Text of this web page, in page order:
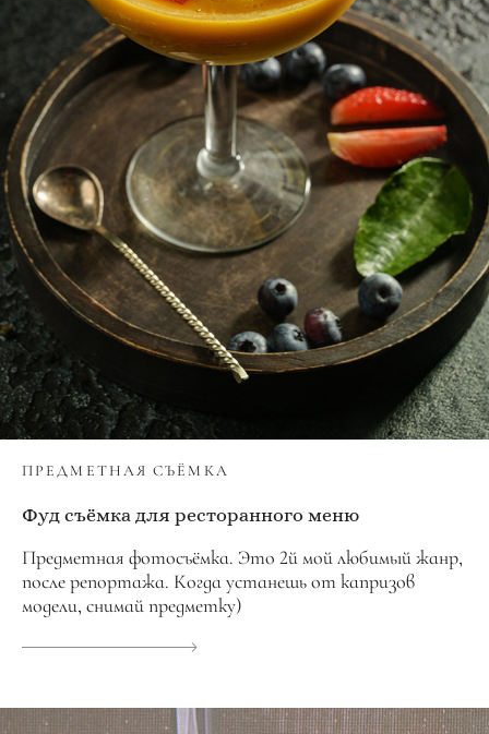
ПРЕДМЕТНАЯ СЪЁМКА
Фуд съёмка для ресторанного меню
Предметная фотосъёмка. Это 2й мой любимый жанр,
после репортажа. Когда устанешь от капризов
модели, снимай предметку)